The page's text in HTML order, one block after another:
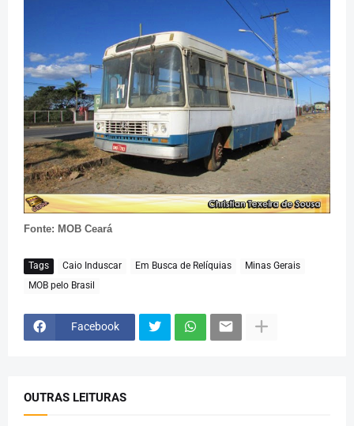
Fonte: MOB Ceará
Tags Caio Induscar Em Busca de Relíquias
Minas Gerais
MOB pelo Brasil
Facebook
OUTRAS LEITURAS